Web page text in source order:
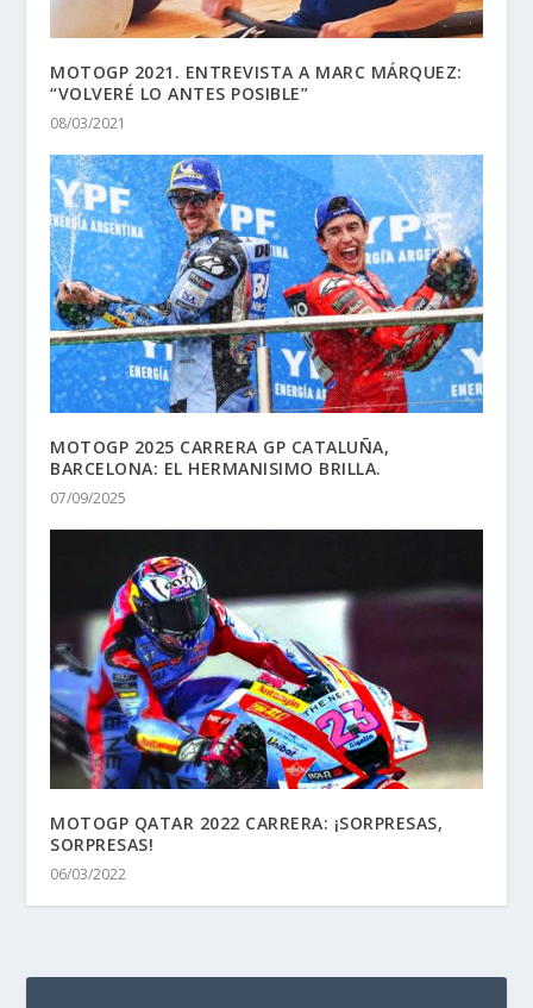
MOTOGP 2021. ENTREVISTA A MARC MÁRQUEZ:
“VOLVERÉ LO ANTES POSIBLE”
08/03/2021
MOTOGP 2025 CARRERA GP CATALUÑA,
BARCELONA: EL HERMANISIMO BRILLA.
07/09/2025
MOTOGP QATAR 2022 CARRERA: ¡SORPRESAS,
SORPRESAS!
06/03/2022